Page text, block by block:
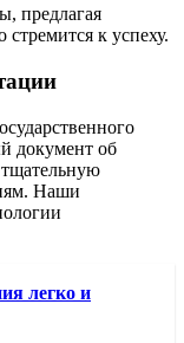
предлагая
к успеху.
документ об
тщательную
Наши
легко и